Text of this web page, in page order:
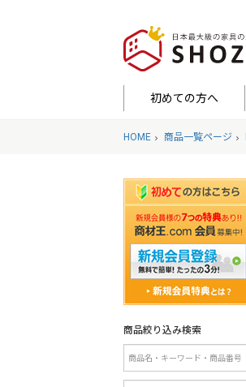
初めての方へ
HOME 商品一覧ページ
商品絞り込み検索